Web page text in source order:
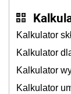
Kalkulator
Kalkulator
Kalkulator
Kalkulator